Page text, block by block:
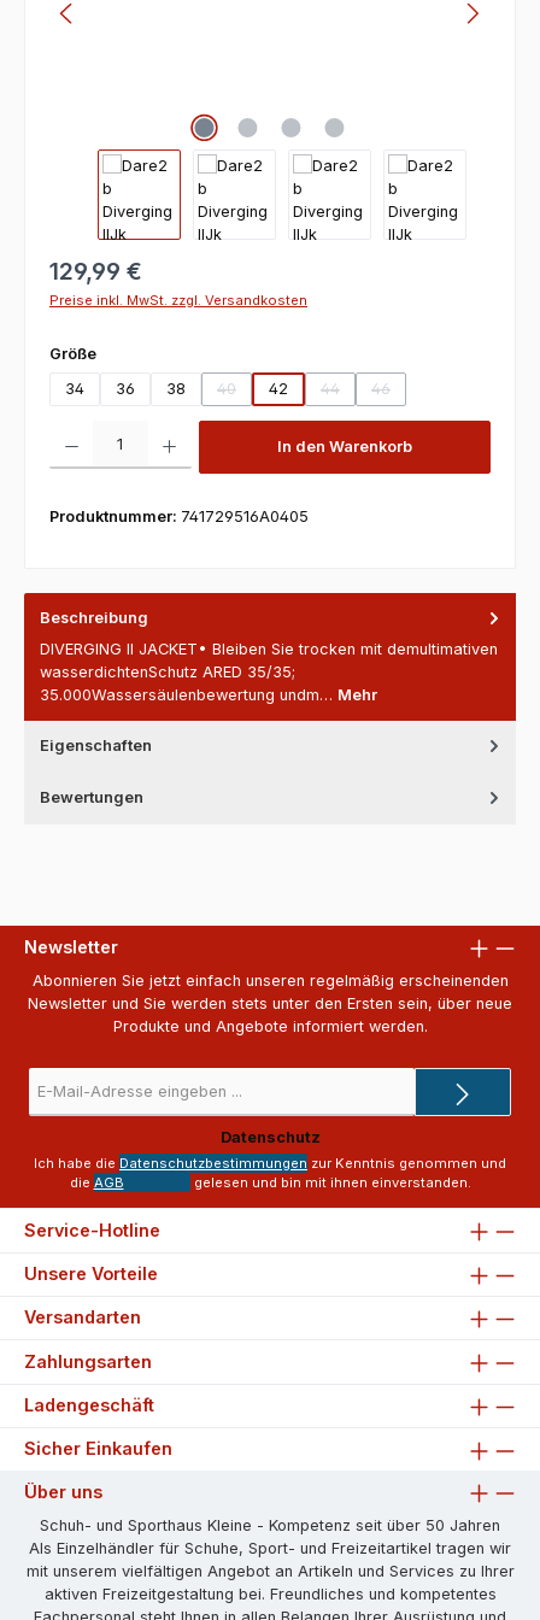
129,99 €
Preise inkl. MwSt. zzgl. Versandkosten
Größeauswählen
34
36 38 40
(Diese Option ist zurzeit nicht verfügbar.)
42 44
(Diese Option ist zurzeit nicht
46
(Diese Option ist
In den Warenkorb
Produktnummer: 741729516A0405
Beschreibung
DIVERGING II JACKET• Bleiben Sie trocken mit demultimativen
wasserdichtenSchutz ARED 35/35;
35.000Wassersäulenbewertung undm… Mehr
Eigenschaften
Bewertungen
Newsletter
Abonnieren Sie jetzt einfach unseren regelmäßig erscheinenden
Newsletter und Sie werden stets unter den Ersten sein, über neue
Produkte und Angebote informiert werden.
Mail-
Adresse
*
Datenschutz
Ich habe die Datenschutzbestimmungen zur Kenntnis genommen und
die AGB gelesen und bin mit ihnen einverstanden.
Service-Hotline
Unsere Vorteile
Versandarten
Zahlungsarten
Ladengeschäft
Sicher Einkaufen
Über uns
Schuh- und Sporthaus Kleine - Kompetenz seit über 50 Jahren
Als Einzelhändler für Schuhe, Sport- und Freizeitartikel tragen wir
mit unserem vielfältigen Angebot an Artikeln und Services zu Ihrer
aktiven Freizeitgestaltung bei. Freundliches und kompetentes